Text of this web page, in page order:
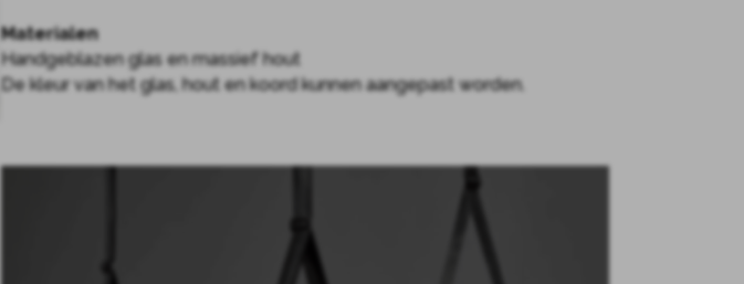
Materialen
Handgeblazen glas en massief hout
De kleur van het glas, hout en koord kunnen aangepast worden.